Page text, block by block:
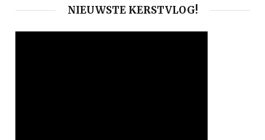
NIEUWSTE KERSTVLOG!